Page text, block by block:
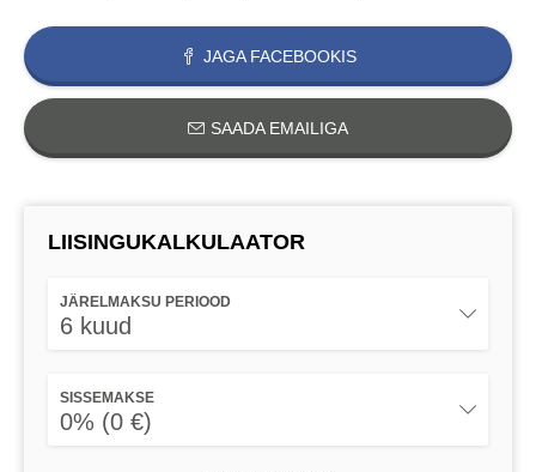
JAGA FACEBOOKIS
SAADA EMAILIGA
LIISINGUKALKULAATOR
JÄRELMAKSU PERIOOD
6 kuud
SISSEMAKSE
0% (0 €)